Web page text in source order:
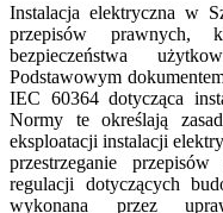
Instalacja elektryczna w
przepisów prawnych,
bezpieczeństwa
Podstawowym
IEC 60364 dotycząca
Normy te określają
eksploatacji instalacji
przestrzeganie
regulacji dotyczących
wykonana przez